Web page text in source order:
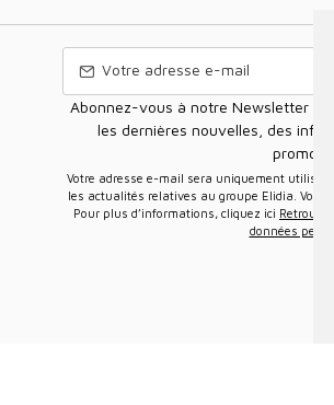
Abonnez-vous à notre Newsletter
les dernières nouvelles, des
Votre adresse e-mail sera uniquement utilisée pour vous envoyer des informations sur
les actualités relatives au groupe Elidia.
Pour plus d’informations, cliquez ici
données